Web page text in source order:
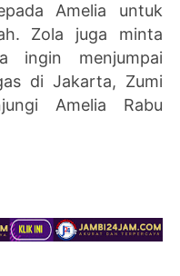
Amelia untuk
Zola juga minta
ingin menjumpai
di Jakarta, Zumi
Amelia Rabu